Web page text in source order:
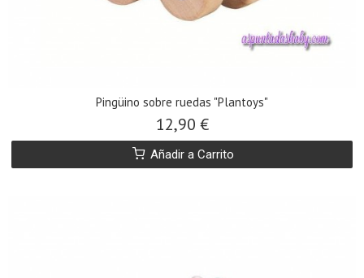
Pingüino sobre ruedas "Plantoys"
12,90 €
Añadir a Carrito